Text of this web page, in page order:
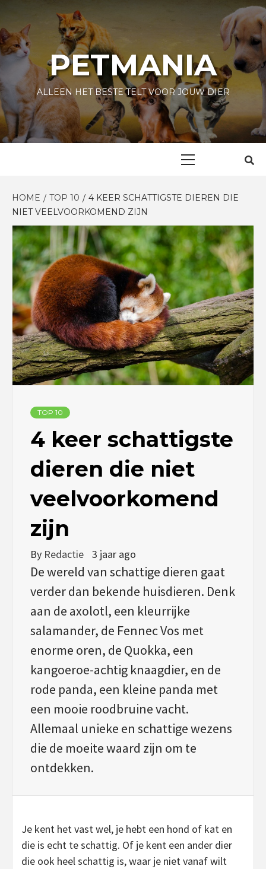
content
PETMANIA
ALLEEN HET BESTE TELT VOOR JOUW DIER
HOME TOP 10
4 KEER SCHATTIGSTE DIEREN DIE
NIET VEELVOORKOMEND ZIJN
TOP 10
4 keer schattigste
dieren die niet
veelvoorkomend
zijn
By Redactie 3 jaar ago
De wereld van schattige dieren gaat
verder dan bekende huisdieren. Denk
aan de axolotl, een kleurrijke
salamander, de Fennec Vos met
enorme oren, de Quokka, een
kangoeroe-achtig knaagdier, en de
rode panda, een kleine panda met
een mooie roodbruine vacht.
Allemaal unieke en schattige wezens
die de moeite waard zijn om te
ontdekken.
Je kent het vast wel, je hebt een hond of kat en
die is echt te schattig. Of je kent een ander dier
die ook heel schattig is, waar je niet vanaf wilt